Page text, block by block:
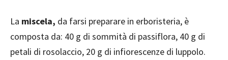
La miscela, da farsi preparare in erboristeria, è
composta da: 40 g di sommità di passiflora, 40 g di
petali di rosolaccio, 20 g di infiorescenze di luppolo.